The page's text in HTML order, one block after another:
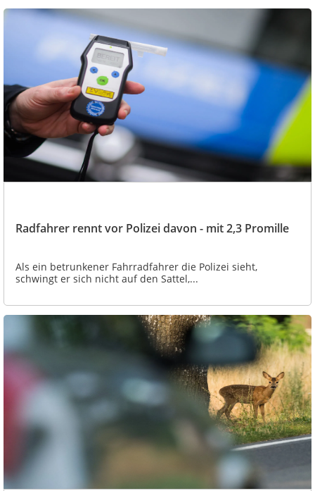
Radfahrer rennt vor Polizei davon - mit 2,3 Promille
Als ein betrunkener Fahrradfahrer die Polizei sieht,
schwingt er sich nicht auf den Sattel,...